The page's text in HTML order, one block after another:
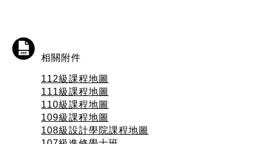
相關附件
112級課程地圖
111級課程地圖
110級課程地圖
109級課程地圖
108級設計學院課程地圖